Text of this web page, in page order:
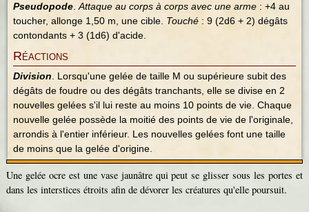
Pseudopode Attaque au corps à corps avec une arme : +4 au
toucher, allonge 1,50 m, une cible. Touché : 9 (2d6 + 2) dégâts
contondants + 3 (1d6) d'acide.
Réactions
Division . Lorsqu'une gelée de taille M ou supérieure subit des
dégâts de foudre ou des dégâts tranchants, elle se divise en 2
nouvelles gelées s'il lui reste au moins 10 points de vie. Chaque
nouvelle gelée possède la moitié des points de vie de l'originale,
arrondis à l'entier inférieur. Les nouvelles gelées font une taille
de moins que la gelée d'origine.
Une gelée ocre est une vase jaunâtre qui peut se glisser sous les portes et
dans les interstices étroits afin de dévorer les créatures qu'elle poursuit.